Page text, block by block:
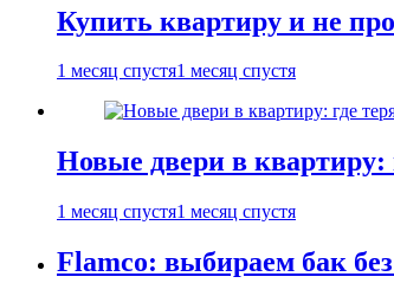
Купить квартиру и не
1 месяц спустя1 месяц спустя
Новые двери в квартиру:
1 месяц спустя1 месяц спустя
Flamco: выбираем бак